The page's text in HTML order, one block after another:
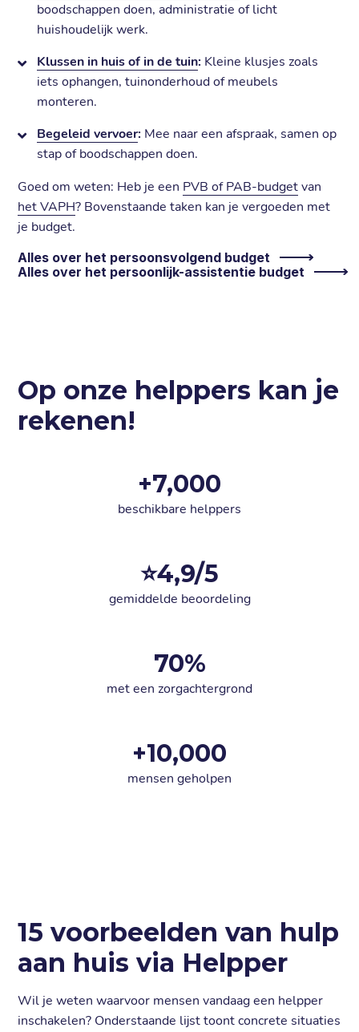
boodschappen doen, administratie of licht
huishoudelijk werk.
Klussen in huis of in de tuin: Kleine klusjes zoals
iets ophangen, tuinonderhoud of meubels
monteren.
Begeleid vervoer: Mee naar een afspraak, samen op
stap of boodschappen doen.
Goed om weten: Heb je een PVB of PAB-budgetvan
het VAPH? Bovenstaande taken kan je vergoeden met
je budget.
Alles over het persoonsvolgend budget
Alles over het persoonlijk-assistentie budget
Op onze helppers kan je
rekenen!
+7,000
beschikbare helppers
⭐4,9/5
gemiddelde beoordeling
70%
met een zorgachtergrond
+10,000
mensen geholpen
15 voorbeelden van hulp
aan huis via Helpper
Wil je weten waarvoor mensen vandaag een helpper
inschakelen? Onderstaande lijst toont concrete situaties